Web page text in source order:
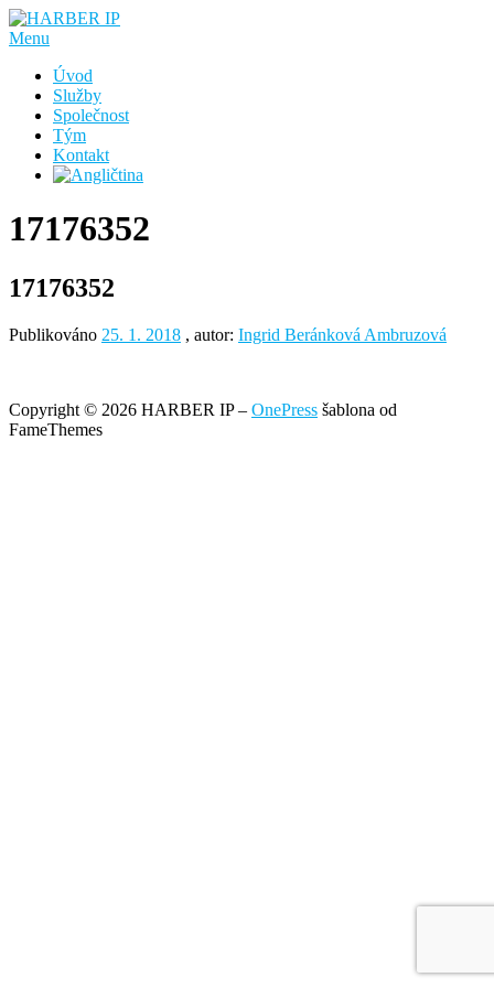
Přeskočit
na
Menu
Úvod
Služby
Společnost
Tým
Kontakt
17176352
17176352
Publikováno 25. 1. 2018 , autor: Ingrid Beránková Ambruzová
Copyright © 2026 HARBER IP– OnePress šablona od
FameThemes